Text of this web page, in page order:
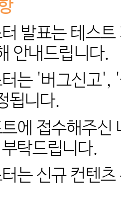
발표는 테스
안내드립니다.
는 '버그신고',
됩니다.
에 접수해주신
탁드립니다.
는 신규 컨텐